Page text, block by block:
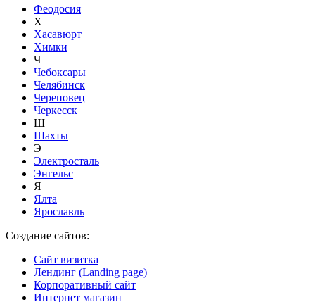
Феодосия
Х
Хасавюрт
Химки
Ч
Чебоксары
Челябинск
Череповец
Черкесск
Ш
Шахты
Э
Электросталь
Энгельс
Я
Ялта
Ярославль
Создание сайтов:
Сайт визитка
Лендинг (Landing page)
Корпоративный сайт
Интернет магазин